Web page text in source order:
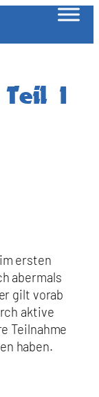
Teil I
ersten
abermals
gilt vorab
aktive
Teilnahme
haben.